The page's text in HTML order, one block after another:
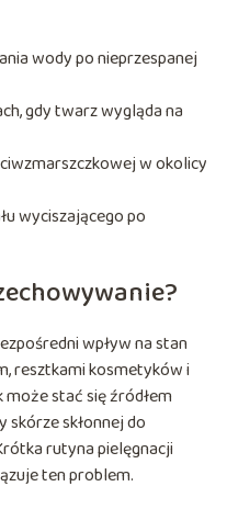
wody po nieprzespanej
gdy twarz wygląda na
w okolicy
wyciszającego po
wpływ na stan
resztkami kosmetyków i
stać się źródłem
skórze skłonnej do
rutyna pielęgnacji
ten problem.